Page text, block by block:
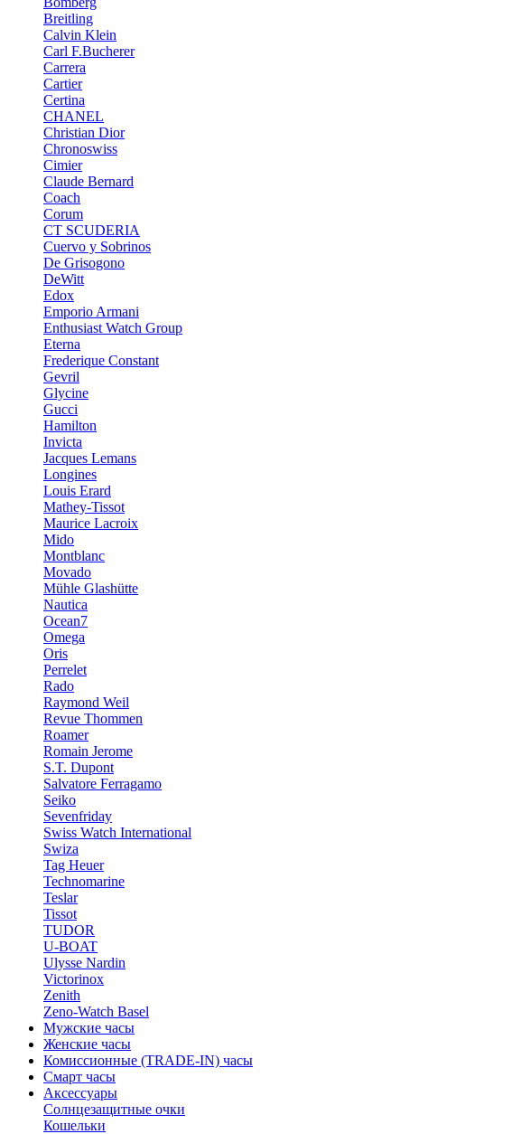
Breitling
Calvin Klein
Carl F.Bucherer
Carrera
Cartier
Certina
CHANEL
Christian Dior
Chronoswiss
Cimier
Claude Bernard
Coach
Corum
CT SCUDERIA
Cuervo y Sobrinos
De Grisogono
DeWitt
Edox
Emporio Armani
Enthusiast Watch Group
Eterna
Frederique Constant
Gevril
Glycine
Gucci
Hamilton
Invicta
Jacques Lemans
Longines
Louis Erard
Mathey-Tissot
Maurice Lacroix
Mido
Montblanc
Movado
Mühle Glashütte
Nautica
Ocean7
Omega
Oris
Perrelet
Rado
Raymond Weil
Revue Thommen
Roamer
Romain Jerome
S.T. Dupont
Salvatore Ferragamo
Seiko
Sevenfriday
Swiss Watch International
Swiza
Tag Heuer
Technomarine
Teslar
Tissot
TUDOR
U-BOAT
Ulysse Nardin
Victorinox
Zenith
Zeno-Watch Basel
Мужские часы
Женские часы
Комиссионные (TRADE-IN) часы
Смарт часы
Аксессуары
Солнцезащитные очки
Кошельки